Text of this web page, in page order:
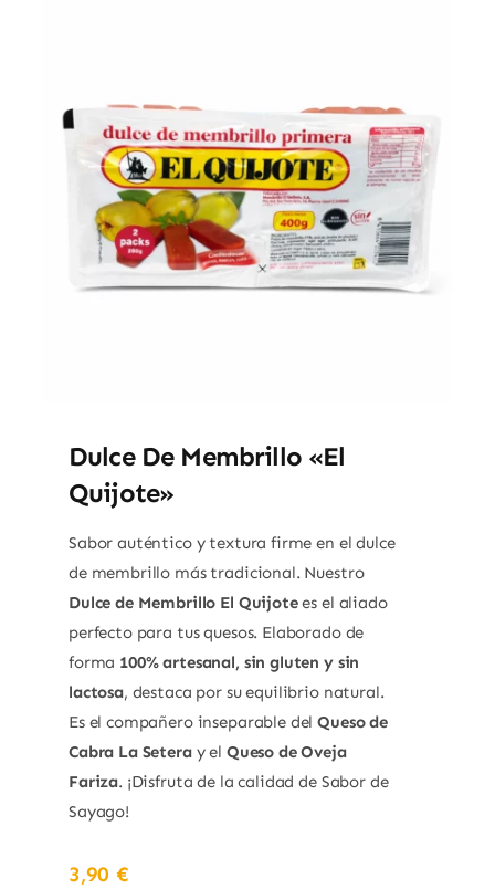
Dulce De Membrillo «El
Quijote»
Sabor auténtico y textura firme en el dulce
de membrillo más tradicional. Nuestro
Dulce de Membrillo El Quijotees el aliado
perfecto para tus quesos. Elaborado de
forma 100% artesanal, sin gluten y sin
lactosa, destaca por su equilibrio natural.
Es el compañero inseparable delQueso de
Cabra La Seteray el Queso de Oveja
Fariza. ¡Disfruta de la calidad de Sabor de
Sayago!
3,90€